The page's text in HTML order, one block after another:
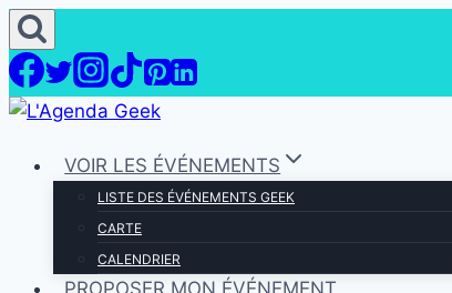
Aller
au
contenu
VOIR LES ÉVÉNEMENTS
LISTE DES ÉVÉNEMENTS GEEK
CARTE
CALENDRIER
PROPOSER MON ÉVÉNEMENT